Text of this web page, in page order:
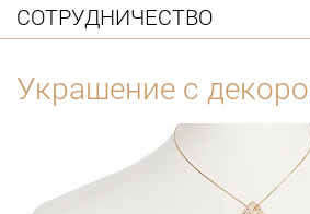
СОТРУДНИЧЕСТВО
Украшение с